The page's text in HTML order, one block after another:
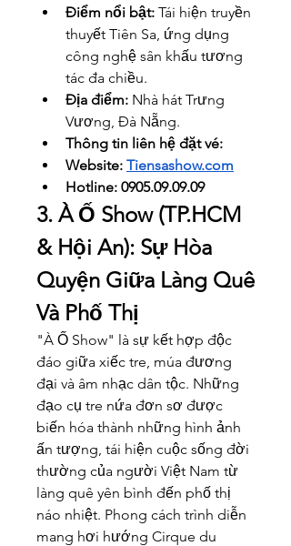
Điểm nổi bật: Tái hiện truyền
thuyết Tiên Sa, ứng dụng
công nghệ sân khấu tương
tác đa chiều.
Địa điểm: Nhà hát Trưng
Vương, Đà Nẵng.
Thông tin liên hệ đặt vé:
Website: Tiensashow.com
Hotline: 0905.09.09.09
3. À Ố Show (TP.HCM
& Hội An): Sự Hòa
Quyện Giữa Làng Quê
Và Phố Thị
"À Ố Show" là sự kết hợp độc
đáo giữa xiếc tre, múa đương
đại và âm nhạc dân tộc. Những
đạo cụ tre nứa đơn sơ được
biến hóa thành những hình ảnh
ấn tượng, tái hiện cuộc sống đời
thường của người Việt Nam từ
làng quê yên bình đến phố thị
náo nhiệt. Phong cách trình diễn
mang hơi hướng Cirque du